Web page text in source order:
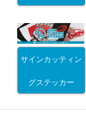
サインカッティン
グステッカー